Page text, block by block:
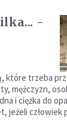
-
które trzeba
mężczyzn,
i ciężka do
jeżeli człowiek